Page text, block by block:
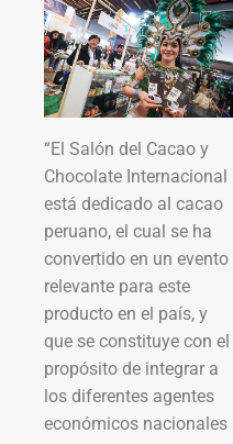
“El Salón del Cacao y
Chocolate Internacional
está dedicado al cacao
peruano, el cual se ha
convertido en un evento
relevante para este
producto en el país, y
que se constituye con el
propósito de integrar a
los diferentes agentes
económicos nacionales